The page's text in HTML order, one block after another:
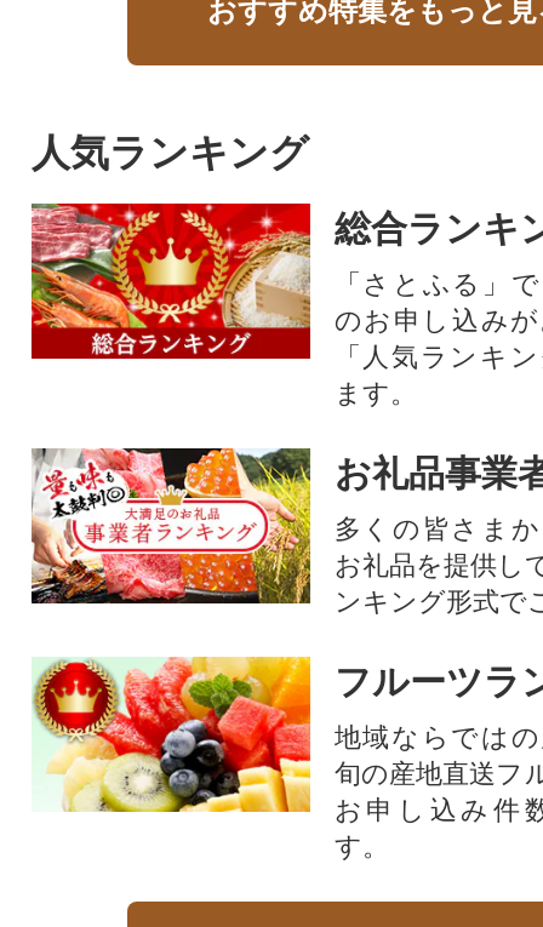
おすすめ特集をもっと
人気ランキング
総合ランキ
「さとふる」
のお申し込み
「人気ランキ
ます。
お礼品事業
多くの皆さま
お礼品を提供し
ンキング形式で
フルーツラ
地域ならでは
旬の産地直送フ
お申し込み件
す。